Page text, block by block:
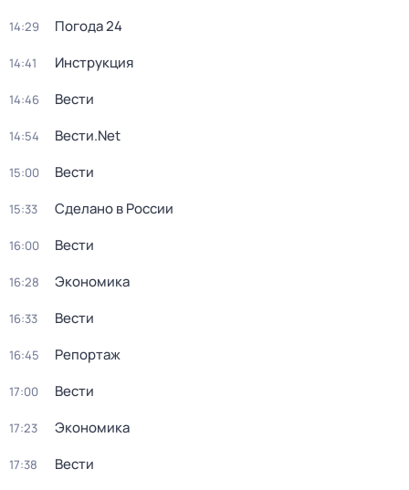
14:29 Погода 24
14:41 Инструкция
14:46 Вести
14:54 Вести.Net
15:00 Вести
15:33 Сделано в России
16:00 Вести
16:28 Экономика
16:33 Вести
16:45 Репортаж
17:00 Вести
17:23 Экономика
17:38 Вести